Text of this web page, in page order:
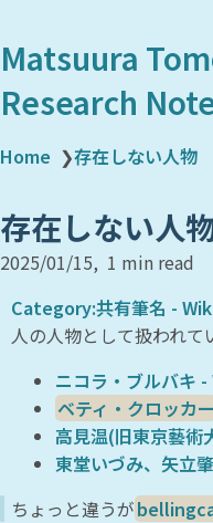
Matsuura
Research
Home ❯存在しない人物
存在しない人
2025/01/15
1 min read
Category:共有筆名 -
人の人物として扱われ
ニコラ・ブルバキ
ベティ・クロッカー
高見温(旧東京藝術
東堂いづみ、矢立肇
ちょっと違うが